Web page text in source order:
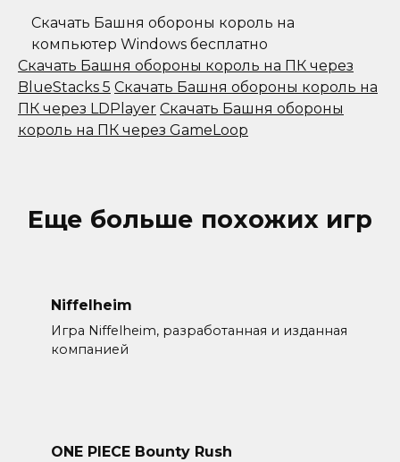
Скачать Башня обороны король на
компьютер Windows бесплатно
Скачать Башня обороны король на ПК через
BlueStacks 5 Скачать Башня обороны король на
ПК через LDPlayer Скачать Башня обороны
король на ПК через GameLoop
Еще больше похожих игр
Niffelheim
Игра Niffelheim, разработанная и изданная
компанией
ONE PIECE Bounty Rush